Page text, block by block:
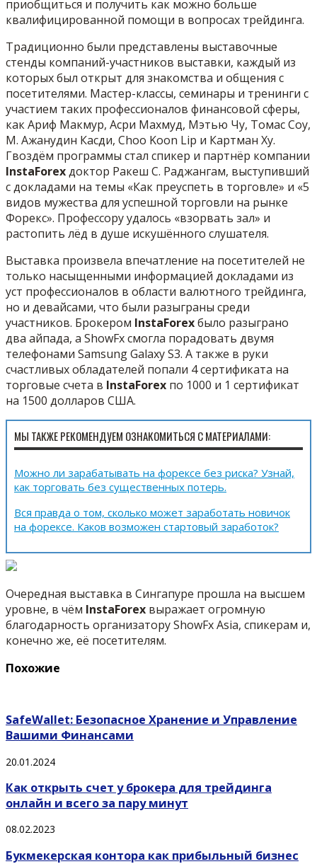
приобщиться и получить как можно больше
квалифицированной помощи в вопросах трейдинга.
Традиционно были представлены выставочные
стенды компаний-участников выставки, каждый из
которых был открыт для знакомства и общения с
посетителями. Мастер-классы, семинары и тренинги с
участием таких профессионалов финансовой сферы,
как Ариф Макмур, Асри Махмуд, Мэтью Чу, Томас Соу,
М. Ажанудин Касди, Choo Koon Lip и Картман Ху.
Гвоздём программы стал спикер и партнёр компании
InstaForexдоктор Ракеш С. Раджангам, выступивший
с докладами на темы «Как преуспеть в торговле» и «5
видов мужества для успешной торговли на рынке
Форекс». Профессору удалось «взорвать зал» и
растопить лёд в душе искушённого слушателя.
Выставка произвела впечатление на посетителей не
только насыщенными информацией докладами из
уст профессионалов в области валютного трейдинга,
но и девайсами, что были разыграны среди
участников. Брокером InstaForexбыло разыграно
два айпада, а ShowFx смогла порадовать двумя
телефонами Samsung Galaxy S3. А также в руки
счастливых обладателей попали 4 сертификата на
торговые счета в InstaForex по 1000 и 1 сертификат
на 1500 долларов США.
МЫ ТАКЖЕ РЕКОМЕНДУЕМ ОЗНАКОМИТЬСЯ С МАТЕРИАЛАМИ:
Можно ли зарабатывать на форексе без риска? Узнай,
как торговать без существенных потерь.
Вся правда о том, сколько может заработать новичок
на форексе. Каков возможен стартовый заработок?
Очередная выставка в Сингапуре прошла на высшем
уровне, в чём InstaForex выражает огромную
благодарность организатору ShowFx Asia, спикерам и,
конечно же, её посетителям.
Похожие
SafeWallet: Безопасное Хранение и Управление
Вашими Финансами
20.01.2024
Как открыть счет у брокера для трейдинга
онлайн и всего за пару минут
08.02.2023
Букмекерская контора как прибыльный бизнес